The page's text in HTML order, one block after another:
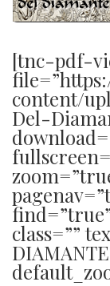
[tnc-pdf-
content/
Del-
class=””